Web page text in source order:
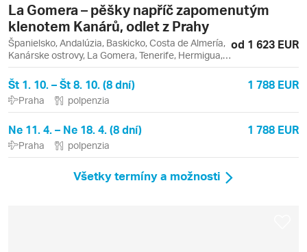
La Gomera – pěšky napříč zapomenutým
klenotem Kanárů, odlet z Prahy
Španielsko, Andalúzia, Baskicko, Costa de Almería,
Kanárske ostrovy, La Gomera, Tenerife, Hermigua,
Los Cristianos, San Sebastián, San Sebastián de la
Gomera, Valle Gran Rey, Vera
od 1 623 EUR
Št 1. 10. – Št 8. 10. (8 dní) 1 788 EUR
Praha polpenzia
Ne 11. 4. – Ne 18. 4. (8 dní) 1 788 EUR
Praha polpenzia
Všetky termíny a možnosti